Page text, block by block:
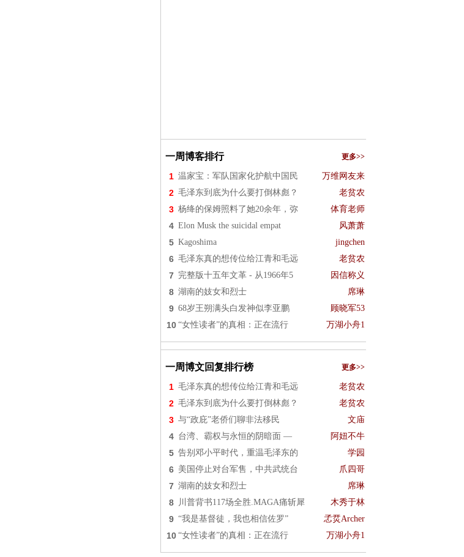
一周博客排行 更多>>
1 温家宝：军队国家化护航中国民 万维网友来
2 毛泽东到底为什么要打倒林彪？ 老贫农
3 杨绛的保姆照料了她20余年，弥 体育老师
4 Elon Musk the suicidal empat 风萧萧
5 Kagoshima jingchen
6 毛泽东真的想传位给江青和毛远 老贫农
7 完整版十五年文革 - 从1966年5 因信称义
8 湖南的妓女和烈士 席琳
9 68岁王朔满头白发神似李亚鹏 顾晓军53
10 “女性读者”的真相：正在流行 万湖小舟1
一周博文回复排行榜 更多>>
1 毛泽东真的想传位给江青和毛远 老贫农
2 毛泽东到底为什么要打倒林彪？ 老贫农
3 与“政庇”老侨们聊非法移民 文庙
4 台湾、霸权与永恒的阴暗面 — 阿妞不牛
5 告别邓小平时代，重温毛泽东的 学园
6 美国停止对台军售，中共武统台 爪四哥
7 湖南的妓女和烈士 席琳
8 川普背书117场全胜.MAGA痛斩犀 木秀于林
9 “我是基督徒，我也相信佐罗” 孞烎Archer
10 “女性读者”的真相：正在流行 万湖小舟1